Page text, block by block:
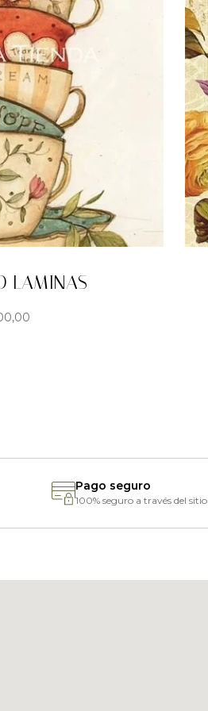
LAMINAS
Pago seguro
100% seguro a través del sitio